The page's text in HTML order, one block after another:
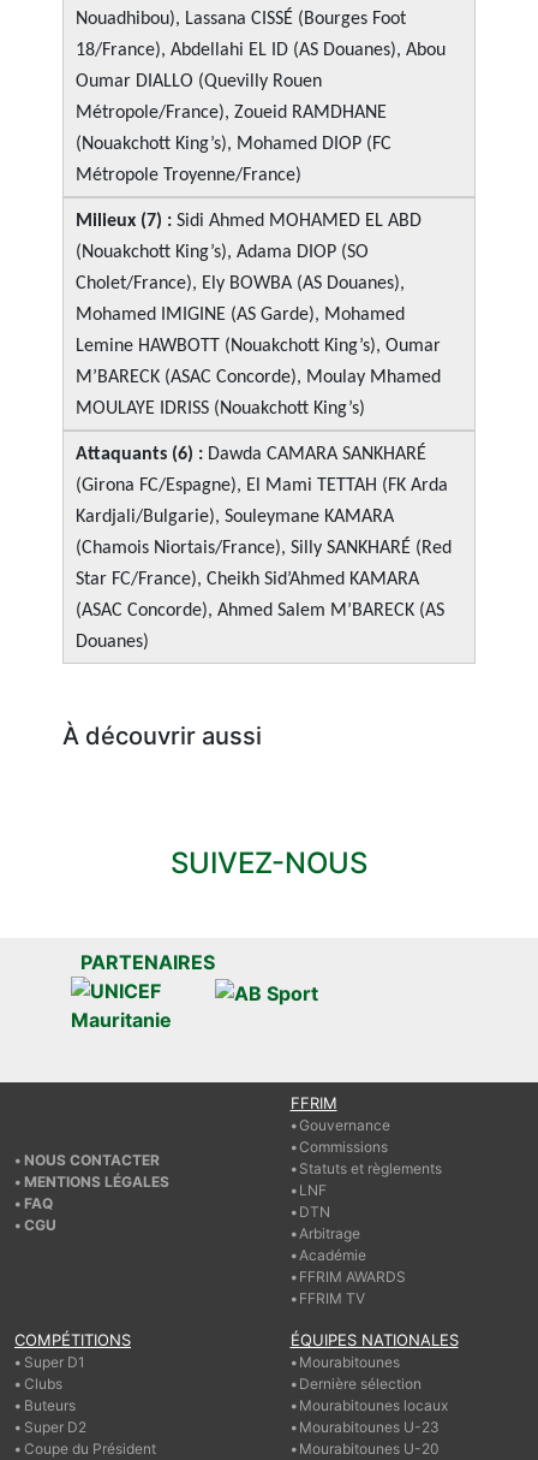
Nouadhibou), Lassana CISSÉ (Bourges Foot
18/France), Abdellahi EL ID (AS Douanes), Abou
Oumar DIALLO (Quevilly Rouen
Métropole/France), Zoueid RAMDHANE
(Nouakchott King’s), Mohamed DIOP (FC
Métropole Troyenne/France)
Milieux (7) : Sidi Ahmed MOHAMED EL ABD
(Nouakchott King’s), Adama DIOP (SO
Cholet/France), Ely BOWBA (AS Douanes),
Mohamed IMIGINE (AS Garde), Mohamed
Lemine HAWBOTT (Nouakchott King’s), Oumar
M’BARECK (ASAC Concorde), Moulay Mhamed
MOULAYE IDRISS (Nouakchott King’s)
Attaquants (6) : Dawda CAMARA SANKHARÉ
(Girona FC/Espagne), El Mami TETTAH (FK Arda
Kardjali/Bulgarie), Souleymane KAMARA
(Chamois Niortais/France), Silly SANKHARÉ (Red
Star FC/France), Cheikh Sid’Ahmed KAMARA
(ASAC Concorde), Ahmed Salem M’BARECK (AS
Douanes)
À découvrir aussi
SUIVEZ-NOUS
PARTENAIRES
NOUS CONTACTER
MENTIONS LÉGALES
FAQ
CGU
FFRIM
Gouvernance
Commissions
Statuts et règlements
LNF
DTN
Arbitrage
Académie
FFRIM AWARDS
FFRIM TV
COMPÉTITIONS
Super D1
Clubs
Buteurs
Super D2
Coupe du Président
ÉQUIPES NATIONALES
Mourabitounes
Dernière sélection
Mourabitounes locaux
Mourabitounes U-23
Mourabitounes U-20